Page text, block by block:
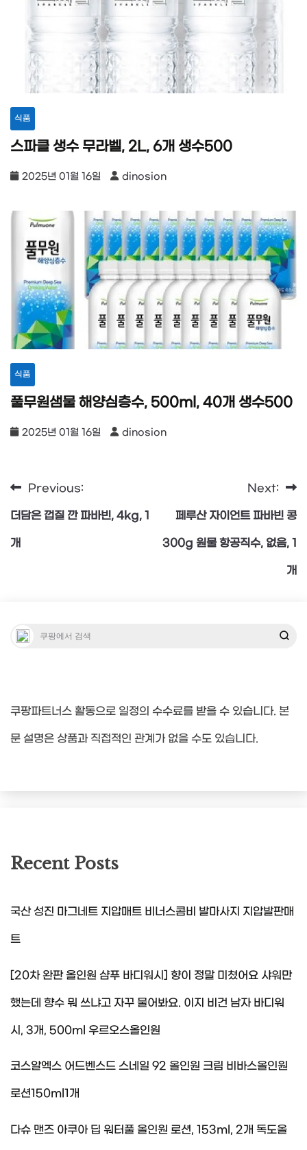
식품
스파클 생수 무라벨, 2L, 6개 생수500
2025년 01월 16일 dinosion
식품
풀무원샘물 해양심층수, 500ml, 40개 생수500
2025년 01월 16일 dinosion
글
탐
Previous:
더담은 껍질 깐 파바빈, 4kg, 1
개
Next:
페루산 자이언트 파바빈 콩
300g 원물 항공직수, 없음, 1
개
쿠팡파트너스 활동으로 일정의 수수료를 받을 수 있습니다. 본
문 설명은 상품과 직접적인 관계가 없을 수도 있습니다.
Recent Posts
국산 성진 마그네트 지압매트 비너스콤비 발마사지 지압발판매
트
[20차 완판 올인원 샴푸 바디워시] 향이 정말 미쳤어요 샤워만
했는데 향수 뭐 쓰냐고 자꾸 물어봐요. 이지 비건 남자 바디워
시, 3개, 500ml 우르오스올인원
코스알엑스 어드벤스드 스네일 92 올인원 크림 비바스올인원
로션150ml1개
다슈 맨즈 아쿠아 딥 워터풀 올인원 로션, 153ml, 2개 독도올